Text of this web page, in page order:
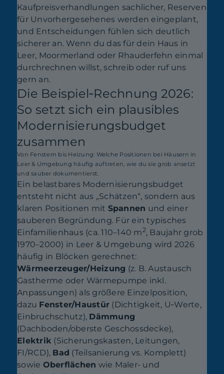
Kaufpreisverhandlungen sachlicher, Reserven
für Unvorhergesehenes werden eingeplant,
und Entscheidungen fühlen sich deutlich
sicherer an. Wenn du das für dein Haus in
Leer, Moormerland oder Rhauderfehn einmal
durchrechnen willst, schreib oder ruf uns
gern an.
Die Beispiel‑Rechnung 2026:
So setzt sich ein plausibles
Modernisierungsbudget
zusammen
Von Fenstern bis Heizung: Welche Positionen bei Häusern in
Leer & Umgebung häufig auftreten, wie du sie grob ansetzt
und sauber dokumentierst.
Ein belastbares Modernisierungsbudget
entsteht nicht aus „Schätzen“, sondern aus
klaren Positionen mit Spannen und einer
sauberen Begründung. Für ein typisches
Einfamilienhaus (ca. 110–140 m2, Baujahr grob
1970–2000) in Leer & Umgebung wird 2026
häufig in Blöcken gerechnet:
Wärmeerzeuger/Heizung (z. B. Austausch
Gastherme oder Wärmepumpe inkl.
Anpassungen) als größere Einzelposition,
dazu Fenster/Haustür (Dichtigkeit, U‑Werte,
Einbruchschutz), Dämmung
(Dachboden/oberste Geschossdecke),
Elektrik (Sicherungskasten, Leitungen,
FI/RCD), Bad (Teilsanierung vs. Komplett)
sowie Oberflächen wie Maler- und